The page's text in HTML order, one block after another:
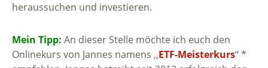
heraussuchen und investieren.
Mein Tipp: An dieser Stelle möchte ich euch den
Onlinekurs von Jannes namens ,,ETF-Meisterkurs‘‘ *